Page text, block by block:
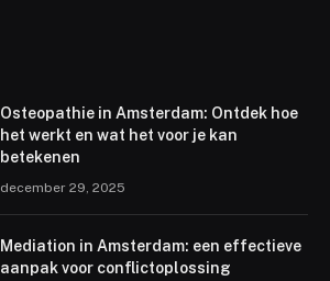
Osteopathie in Amsterdam: Ontdek hoe
het werkt en wat het voor je kan
betekenen
december 29, 2025
Mediation in Amsterdam: een effectieve
aanpak voor conflictoplossing